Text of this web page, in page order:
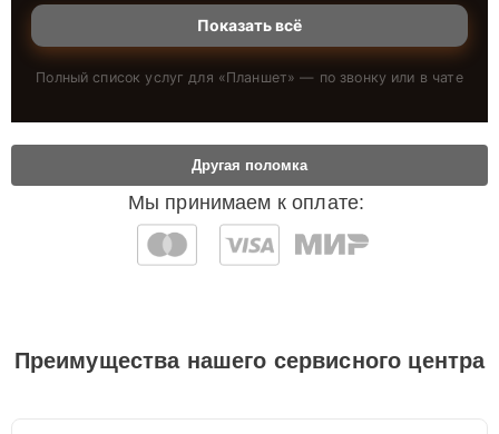
Показать всё
Полный список услуг для «Планшет» — по звонку или в чате
Мы принимаем к оплате:
Другая поломка
Преимущества нашего сервисного центра